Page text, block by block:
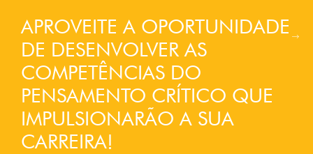
APROVEITE A OPORTUNIDADE
DE DESENVOLVER AS
COMPETÊNCIAS DO
PENSAMENTO CRÍTICO QUE
IMPULSIONARÃO A SUA
CARREIRA!